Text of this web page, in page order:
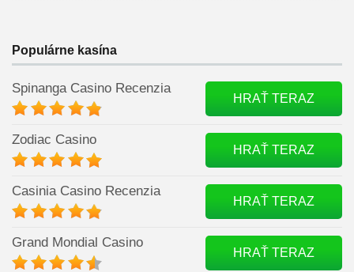
Populárne kasína
Spinanga Casino Recenzia
HRAŤ TERAZ
Zodiac Casino
HRAŤ TERAZ
Casinia Casino Recenzia
HRAŤ TERAZ
Grand Mondial Casino
HRAŤ TERAZ